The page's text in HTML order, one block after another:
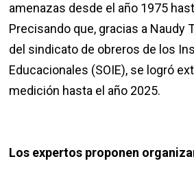
amenazas desde el año 1975
Precisando que, gracias a Naudy
del sindicato de obreros de los
Educacionales (SOIE), se logró
medición hasta el año 2025.
Los expertos proponen